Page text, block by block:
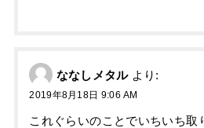
ななしメタル より:
2019年8月18日 9:06 AM
これぐらいのことでいちいち取